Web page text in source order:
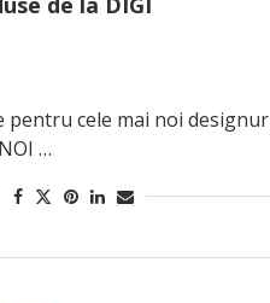
pentru cele mai noi
…